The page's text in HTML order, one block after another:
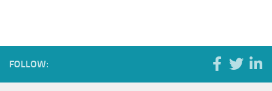
FOLLOW: